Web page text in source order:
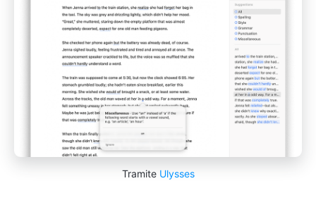
Tramite Ulysses